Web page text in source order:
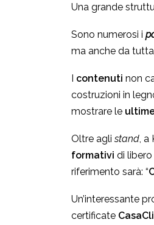
Una grande
Sono numerosi i
ma anche da
contenuti non
costruzioni in
mostrare le
Oltre aglistand, a
formativi di
riferimento sarà: “
Un’interessante
certificate